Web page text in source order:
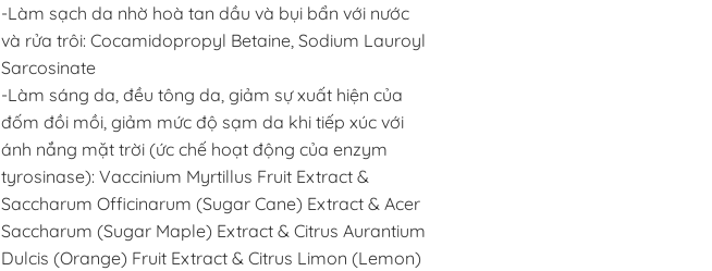
-Làm sạch da nhờ hoà tan dầu và bụi bẩn với nước
và rửa trôi: Cocamidopropyl Betaine, Sodium Lauroyl
Sarcosinate
-Làm sáng da, đều tông da, giảm sự xuất hiện của
đốm đồi mồi, giảm mức độ sạm da khi tiếp xúc với
ánh nắng mặt trời (ức chế hoạt động của enzym
tyrosinase): Vaccinium Myrtillus Fruit Extract &
Saccharum Officinarum (Sugar Cane) Extract & Acer
Saccharum (Sugar Maple) Extract & Citrus Aurantium
Dulcis (Orange) Fruit Extract & Citrus Limon (Lemon)